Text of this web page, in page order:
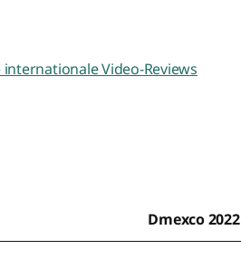
Video-Reviews
Dmexco 2022